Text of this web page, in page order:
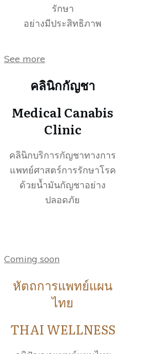
รักษา
อย่างมีประสิทธิภาพ
See more
คลินิกกัญชา
Medical Canabis
Clinic
คลินิกบริการกัญชาทางการ
แพทย์ศาสตร์การรักษาโรค
ด้วยน้ำมันกัญชาอย่าง
ปลอดภัย
Coming soon
หัตถการแพทย์แผน
ไทย
THAI WELLNESS